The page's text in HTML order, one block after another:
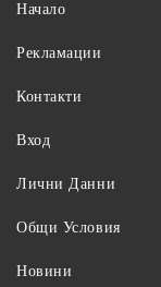
Начало
Рекламации
Контакти
Вход
Лични Данни
Общи Условия
Новини